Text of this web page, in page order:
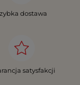
dostawa
satysfakcji